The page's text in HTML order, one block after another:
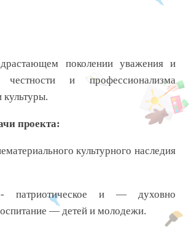
поколении уважения и
честности и профессионализма
культуры.
проекта:
культурного наследия
патриотическое и — духовно
— детей и молодежи.